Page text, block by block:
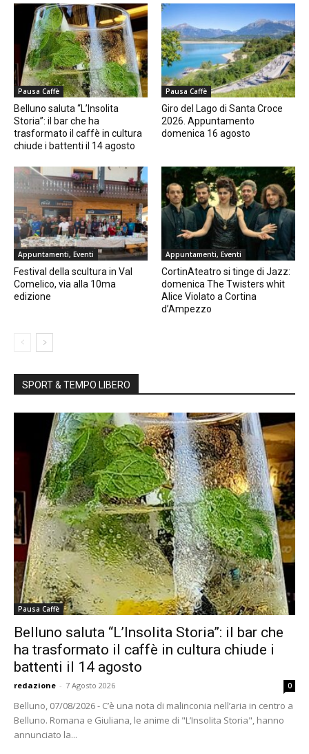
Pausa Caffè
Belluno saluta “L’Insolita
Storia”: il bar che ha
trasformato il caffè in cultura
chiude i battenti il 14 agosto
Pausa Caffè
Giro del Lago di Santa Croce
2026. Appuntamento
domenica 16 agosto
Appuntamenti, Eventi
Festival della scultura in Val
Comelico, via alla 10ma
edizione
Appuntamenti, Eventi
CortinAteatro si tinge di Jazz:
domenica The Twisters whit
Alice Violato a Cortina
d’Ampezzo
SPORT & TEMPO LIBERO
Pausa Caffè
Belluno saluta “L’Insolita Storia”: il bar che
ha trasformato il caffè in cultura chiude i
battenti il 14 agosto
redazione - 7 Agosto 2026 0
Belluno, 07/08/2026 - C’è una nota di malinconia nell’aria in centro a
Belluno. Romana e Giuliana, le anime di "L’Insolita Storia", hanno
annunciato la...